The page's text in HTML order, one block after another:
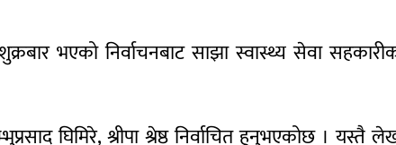
भएको निर्वाचनबाट साझा स्वास्थ्य सेवा
घिमिरे, श्रीपा श्रेष्ठ निर्वाचित हुनुभएकोछ । यस्तै